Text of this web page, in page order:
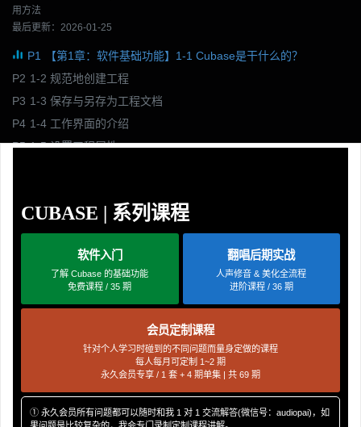
用方法
最后更新：2026-01-25
P1
【第1章：软件基础功能】1-1 Cubase是干什么的？
P2 1-2 规范地创建工程
P3 1-3 保存与另存为工程文档
P4 1-4 工作界面的介绍
P5 1-5 设置工程属性
P8 1-8 放大缩小音轨的技巧
P9 1-9 导出混缩及干声的方法
1-10 重新整理及备份工程
1-11 自动备份功能设置
P12 1-12 音频输出的设置
1-13 暂停后光标回到原位的设置
1-14 更改光标宽度的方法
1-15 左右平移音轨的方法
P16 1-16 静音和独奏音轨的方法
P17 1-17 乐曲测速并同步节拍器
CUBASE | 系列课程
软件入门
了解 Cubase 的基础功能
免费课程 / 35 期
翻唱后期实战
人声修音 & 美化全流程
进阶课程 / 36 期
会员定制课程
针对个人学习时碰到的不同问题而量身定做的课程
每人每月可定制 1~2 期
永久会员专享 / 1 套 + 4 期单集 | 共 69 期
① 永久会员所有问题都可以随时和我 1 对 1 交流解答(微信号：audiopai)，如